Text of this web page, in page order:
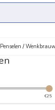
/
€25